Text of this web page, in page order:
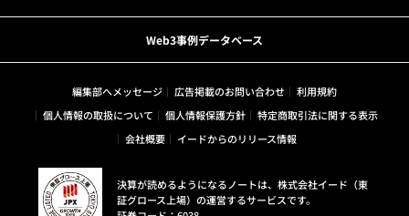
Web3事例データベース
編集部へメッセージ 広告掲載のお問い合わせ
利用規約
個人情報の取扱について
個人情報保護方針
特定商取引法に関する表示
会社概要
イードからのリリース情報
決算が読めるようになるノートは、株式会社イード（東
証グロース上場）の運営するサービスです。